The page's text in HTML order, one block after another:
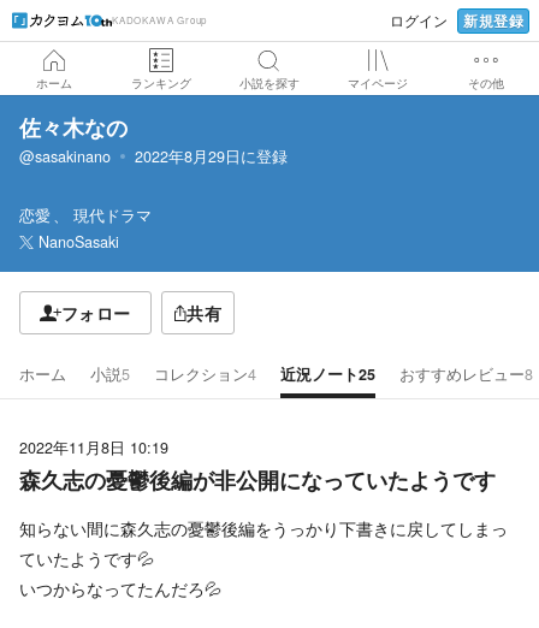
KADOKAWA Group ログイン 新規登録
ホーム ランキング 小説を探す マイページ その他
佐々木なの
@sasakinano 2022年8月29日に登録
恋愛
現代ドラマ
NanoSasaki
フォロー 共有
ホーム 小説5 コレクション4 近況ノート25 おすすめレビュー8
2022年11月8日 10:19
森久志の憂鬱後編が非公開になっていたようです
知らない間に森久志の憂鬱後編をうっかり下書きに戻してしまっ
ていたようです💦
いつからなってたんだろ💦